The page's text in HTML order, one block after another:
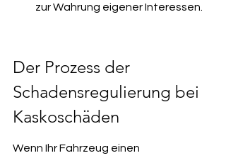
zur Wahrung eigener Interessen.
Der Prozess der
Schadensregulierung bei
Kaskoschäden
Wenn Ihr Fahrzeug einen